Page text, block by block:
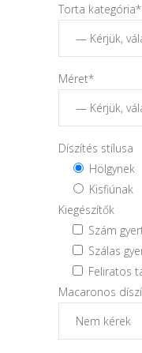
Torta kategória*
Méret*
Díszítés stílusa
Hölgynek
Kisfiúnak
Kiegészítők
Szám
Szálas
Feliratos
Macaronos